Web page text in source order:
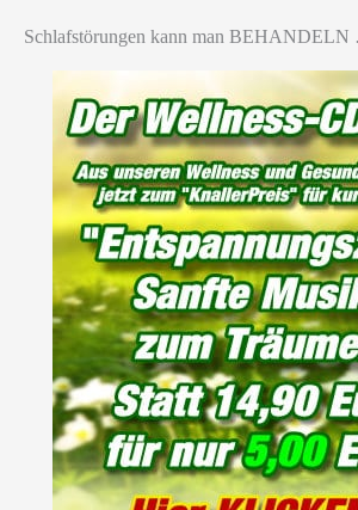
Schlafstörungen kann man